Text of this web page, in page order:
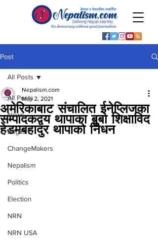
Post
All Posts
News
English
ChangeMakers
Nepalism
Politics
Election
NRN
NRN USA
All Posts
अमेरिकाबाट संचालित ईनेप्लिजका
सम्पादकद्वय थापाका बुबा शिक्षाविद
हेडमबहादुर थापाको निधन
Nepalism.com
May 2, 2021